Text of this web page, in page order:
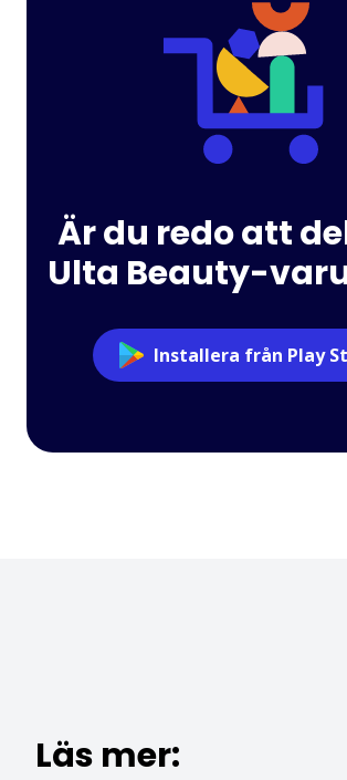
Är du redo att
Ulta Beauty-
Installera från Play
Läs mer: